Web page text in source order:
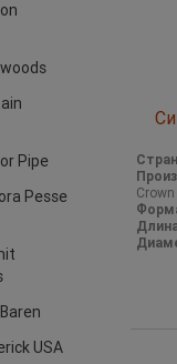
Pipe
Pesse
USA
Crown